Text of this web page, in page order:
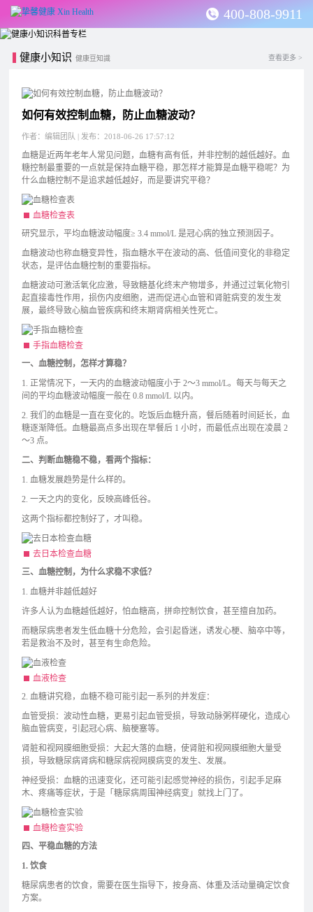
400-808-9911
健康小知识 健康豆知識 查看更多 >
如何有效控制血糖，防止血糖波动？
作者：编辑团队 | 发布：2018-06-26 17:57:12
血糖是近两年老年人常见问题，血糖有高有低，并非控制的越低越好。血
糖控制最重要的一点就是保持血糖平稳，那怎样才能算是血糖平稳呢？为
什么血糖控制不是追求越低越好，而是要讲究平稳？
血糖检查表
研究显示，平均血糖波动幅度≥ 3.4 mmol/L 是冠心病的独立预测因子。
血糖波动也称血糖变异性，指血糖水平在波动的高、低值间变化的非稳定
状态，是评估血糖控制的重要指标。
血糖波动可激活氧化应激，导致糖基化终末产物增多，并通过过氧化物引
起直接毒性作用，损伤内皮细胞，进而促进心血管和肾脏病变的发生发
展，最终导致心脑血管疾病和终末期肾病相关性死亡。
手指血糖检查
一、血糖控制，怎样才算稳？
1. 正常情况下，一天内的血糖波动幅度小于 2～3 mmol/L。每天与每天之
间的平均血糖波动幅度一般在 0.8 mmol/L 以内。
2. 我们的血糖是一直在变化的。吃饭后血糖升高，餐后随着时间延长，血
糖逐渐降低。血糖最高点多出现在早餐后 1 小时，而最低点出现在凌晨 2
～3 点。
二、判断血糖稳不稳，看两个指标：
1. 血糖发展趋势是什么样的。
2. 一天之内的变化，反映高峰低谷。
这两个指标都控制好了，才叫稳。
去日本检查血糖
三、血糖控制，为什么求稳不求低？
1. 血糖并非越低越好
许多人认为血糖越低越好，怕血糖高，拼命控制饮食，甚至擅自加药。
而糖尿病患者发生低血糖十分危险，会引起昏迷，诱发心梗、脑卒中等，
若是救治不及时，甚至有生命危险。
血液检查
2. 血糖讲究稳，血糖不稳可能引起一系列的并发症：
血管受损：波动性血糖，更易引起血管受损，导致动脉粥样硬化，造成心
脑血管病变，引起冠心病、脑梗塞等。
肾脏和视网膜细胞受损：大起大落的血糖，使肾脏和视网膜细胞大量受
损，导致糖尿病肾病和糖尿病视网膜病变的发生、发展。
神经受损：血糖的迅速变化，还可能引起感觉神经的损伤，引起手足麻
木、疼痛等症状，于是「糖尿病周围神经病变」就找上门了。
血糖检查实验
四、平稳血糖的方法
1. 饮食
糖尿病患者的饮食，需要在医生指导下，按身高、体重及活动量确定饮食
方案。